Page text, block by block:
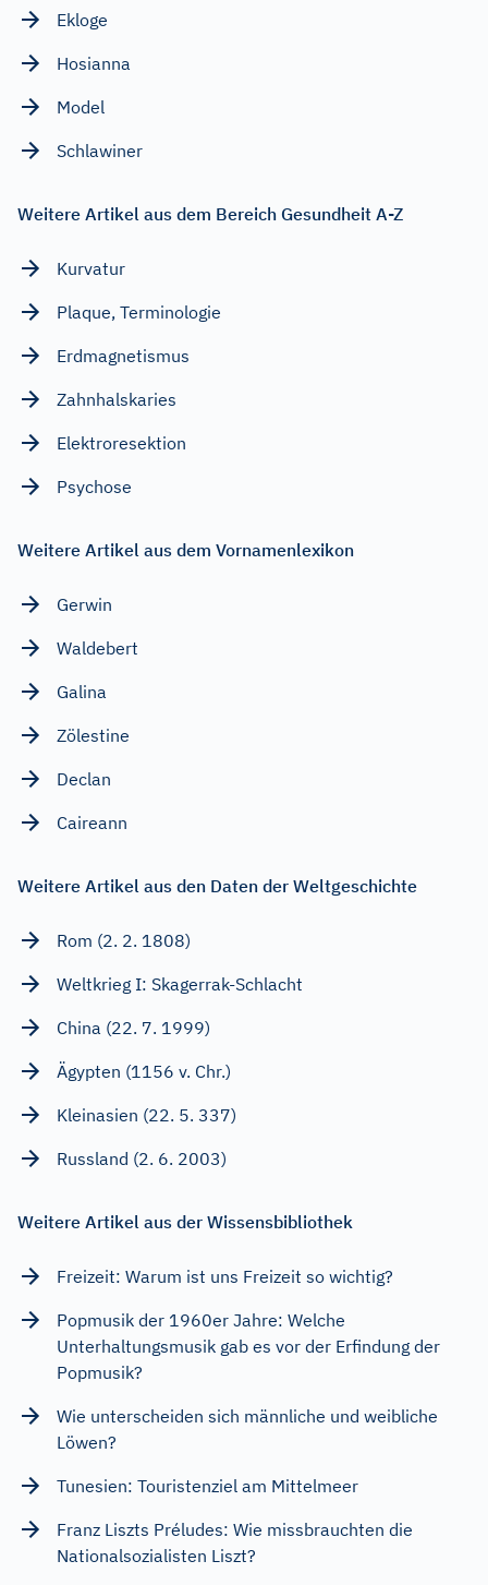
Ekloge
Hosianna
Model
Schlawiner
Weitere Artikel aus dem Bereich Gesundheit A-Z
Kurvatur
Plaque, Terminologie
Erdmagnetismus
Zahnhalskaries
Elektroresektion
Psychose
Weitere Artikel aus dem Vornamenlexikon
Gerwin
Waldebert
Galina
Zölestine
Declan
Caireann
Weitere Artikel aus den Daten der Weltgeschichte
Rom (2. 2. 1808)
Weltkrieg I: Skagerrak-Schlacht
China (22. 7. 1999)
Ägypten (1156 v. Chr.)
Kleinasien (22. 5. 337)
Russland (2. 6. 2003)
Weitere Artikel aus der Wissensbibliothek
Freizeit: Warum ist uns Freizeit so wichtig?
Popmusik der 1960er Jahre: Welche
Unterhaltungsmusik gab es vor der Erfindung der
Popmusik?
Wie unterscheiden sich männliche und weibliche
Löwen?
Tunesien: Touristenziel am Mittelmeer
Franz Liszts Préludes: Wie missbrauchten die
Nationalsozialisten Liszt?